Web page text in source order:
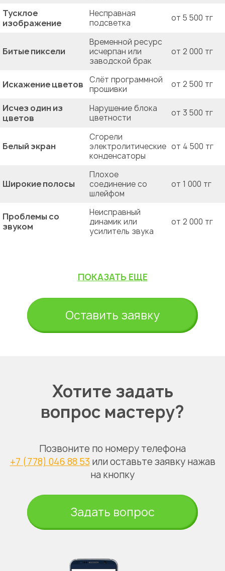
Тусклое
изображение
Несправная
подсветка
от 5 500 тг
Битые пиксели
Временной ресурс
исчерпан или
заводской брак
от 2 000 тг
Искажение цветов
Слёт программной
прошивки
от 2 500 тг
Исчез один из
цветов
Нарушение блока
цветности
от 3 500 тг
Белый экран
Сгорели
электролитические
конденсаторы
от 4 500 тг
Широкие полосы
Плохое
соединение со
шлейфом
от 1 000 тг
Проблемы со
звуком
Неисправный
динамик или
усилитель звука
от 2 000 тг
ПОКАЗАТЬ ЕЩЕ
Оставить заявку
Хотите задать
вопрос мастеру?
Позвоните по номеру телефона
+7 (778) 046 88 53или оставьте заявку нажав
на кнопку
Задать вопрос